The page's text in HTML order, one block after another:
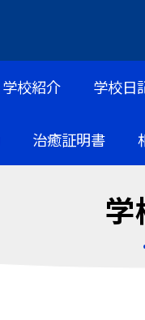
学校紹介 学校日
治癒証明書
学